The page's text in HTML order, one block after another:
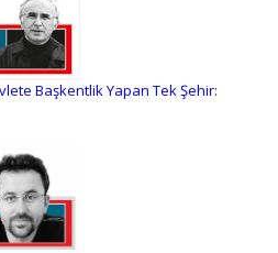
Başkentlik Yapan Tek Şehir: